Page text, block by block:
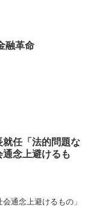
融革命
任「法的問題な
念上避けるも
通念上避けるもの」